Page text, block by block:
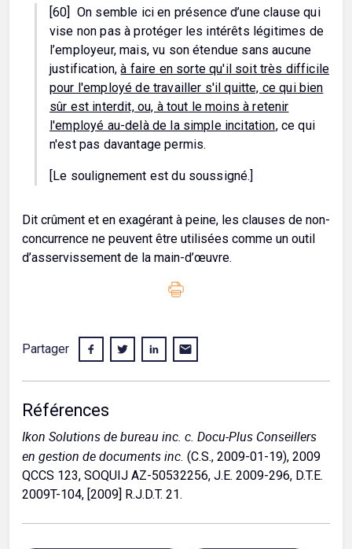
[60] On semble ici en présence d’une clause qui
vise non pas à protéger les intérêts légitimes de
l’employeur, mais, vu son étendue sans aucune
justification,à faire en sorte qu'il soit très difficile
pour l'employé de travailler s'il quitte, ce qui bien
sûr est interdit, ou, à tout le moins à retenir
l'employé au-delà de la simple incitation, ce qui
n'est pas davantage permis.
[Le soulignement est du soussigné.]
Dit crûment et en exagérant à peine, les clauses de non-
concurrence ne peuvent être utilisées comme un outil
d’asservissement de la main-d’œuvre.
Partager
Références
Ikon Solutions de bureau inc. c. Docu-Plus Conseillers
en gestion de documents inc. (C.S., 2009-01-19), 2009
QCCS 123, SOQUIJ AZ-50532256, J.E. 2009-296, D.T.E.
2009T-104, [2009] R.J.D.T. 21.